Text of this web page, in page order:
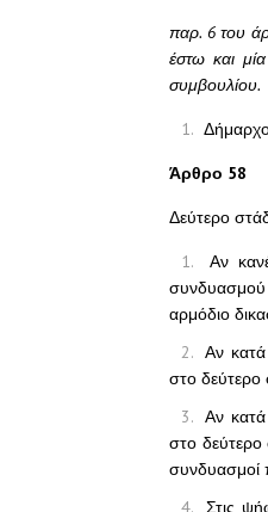
παρ. 6 του
έστω και
συμβουλίου.
Άρθρο 58
Δεύτερο
Αν
συνδυασμού
αρμόδιο
Αν
στο
Αν
στο
συνδυασμοί
Στις